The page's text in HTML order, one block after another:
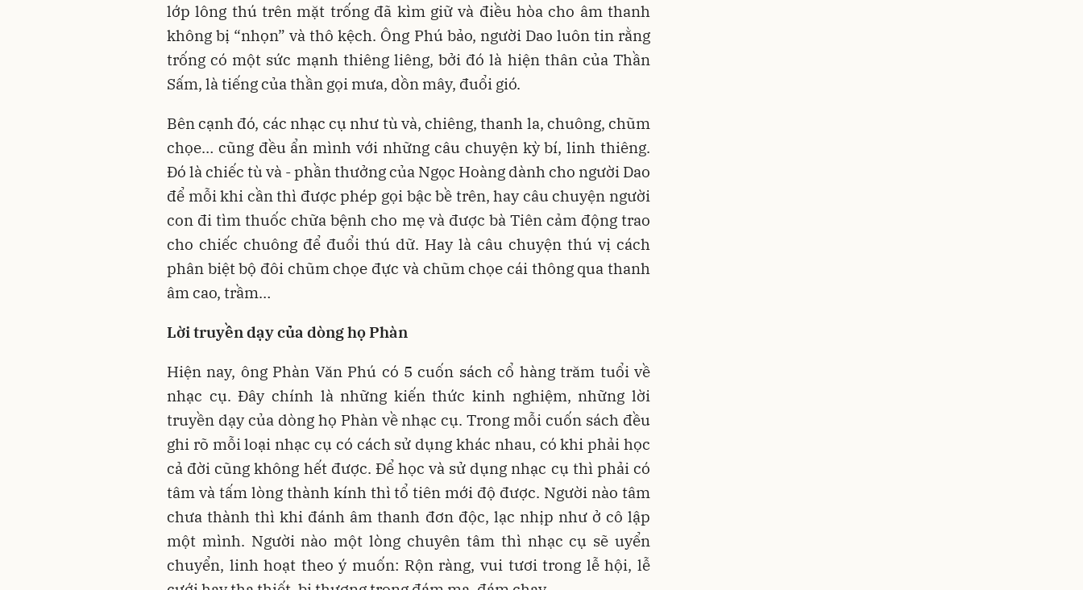
lớp lông thú trên mặt trống đã kìm giữ và điều hòa cho âm thanh
không bị “nhọn” và thô kệch. Ông Phú bảo, người Dao luôn tin rằng
trống có một sức mạnh thiêng liêng, bởi đó là hiện thân của Thần
Sấm, là tiếng của thần gọi mưa, dồn mây, đuổi gió.
Bên cạnh đó, các nhạc cụ như tù và, chiêng, thanh la, chuông, chũm
chọe… cũng đều ẩn mình với những câu chuyện kỳ bí, linh thiêng.
Đó là chiếc tù và - phần thưởng của Ngọc Hoàng dành cho người Dao
để mỗi khi cần thì được phép gọi bậc bề trên, hay câu chuyện người
con đi tìm thuốc chữa bệnh cho mẹ và được bà Tiên cảm động trao
cho chiếc chuông để đuổi thú dữ. Hay là câu chuyện thú vị cách
phân biệt bộ đôi chũm chọe đực và chũm chọe cái thông qua thanh
âm cao, trầm…
Lời truyền dạy của dòng họ Phàn
Hiện nay, ông Phàn Văn Phú có 5 cuốn sách cổ hàng trăm tuổi về
nhạc cụ. Đây chính là những kiến thức kinh nghiệm, những lời
truyền dạy của dòng họ Phàn về nhạc cụ. Trong mỗi cuốn sách đều
ghi rõ mỗi loại nhạc cụ có cách sử dụng khác nhau, có khi phải học
cả đời cũng không hết được. Để học và sử dụng nhạc cụ thì phải có
tâm và tấm lòng thành kính thì tổ tiên mới độ được. Người nào tâm
chưa thành thì khi đánh âm thanh đơn độc, lạc nhịp như ở cô lập
một mình. Người nào một lòng chuyên tâm thì nhạc cụ sẽ uyển
chuyển, linh hoạt theo ý muốn: Rộn ràng, vui tươi trong lễ hội, lễ